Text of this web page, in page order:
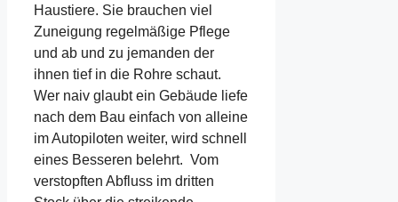
Haustiere. Sie brauchen viel
Zuneigung regelmäßige Pflege
und ab und zu jemanden der
ihnen tief in die Rohre schaut.
Wer naiv glaubt ein Gebäude liefe
nach dem Bau einfach von alleine
im Autopiloten weiter, wird schnell
eines Besseren belehrt. Vom
verstopften Abfluss im dritten